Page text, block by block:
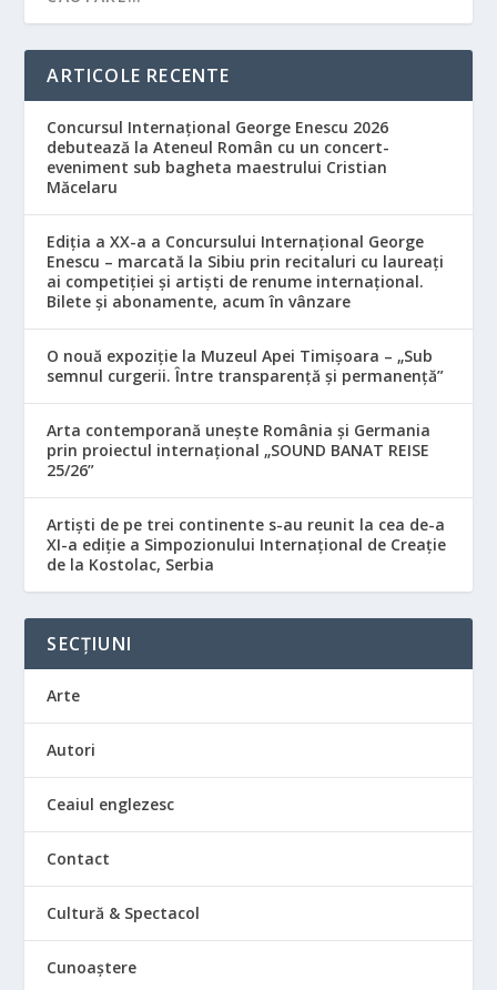
ARTICOLE RECENTE
Concursul Internațional George Enescu 2026
debutează la Ateneul Român cu un concert-
eveniment sub bagheta maestrului Cristian
Măcelaru
Ediția a XX-a a Concursului Internațional George
Enescu – marcată la Sibiu prin recitaluri cu laureați
ai competiției și artiști de renume internațional.
Bilete și abonamente, acum în vânzare
O nouă expoziție la Muzeul Apei Timișoara – „Sub
semnul curgerii. Între transparență și permanență”
Arta contemporană unește România și Germania
prin proiectul internațional „SOUND BANAT REISE
25/26”
Artiști de pe trei continente s-au reunit la cea de-a
XI-a ediție a Simpozionului Internațional de Creație
de la Kostolac, Serbia
SECȚIUNI
Arte
Autori
Ceaiul englezesc
Contact
Cultură & Spectacol
Cunoaștere